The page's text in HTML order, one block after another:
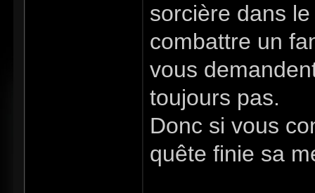
sorcière dans
combattre un
vous
toujours pas.
Donc si vous
quête finie sa